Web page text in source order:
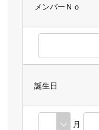
メンバーＮｏ
誕生日
月